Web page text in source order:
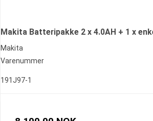
Makita Batteripakke 2 x 4.0AH + 1 x
Makita
Varenummer
191J97-1